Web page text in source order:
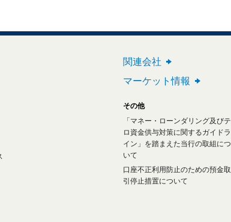
関連会社
マーケット情報
その他
「マネー・ローンダリング及びテ
ロ資金供与対策に関するガイドラ
イン」を踏まえた当行の取組につ
いて
口座不正利用防止のための預金取
引停止措置について